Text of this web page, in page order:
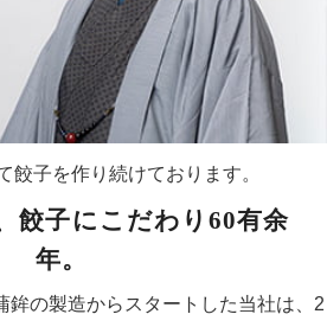
餃子を作り続けております。
餃子にこだわり60有余
年。
鉾の製造からスタートした当社は、2